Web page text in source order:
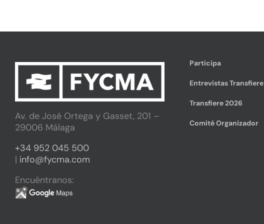
Av. de José Ortega y Gasset, 201 –
29006 Málaga
+34 952 045 500
| info@fycma.com
Encuéntranos:
Participa
Entrevistas Transfiere
Transfiere 2026
Comité Organizador